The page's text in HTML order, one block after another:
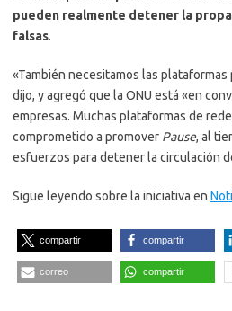
pueden realmente detener la
falsas.
«También necesitamos las
dijo, y agregó que la ONU está «en
empresas. Muchas plataformas de
comprometido a promover Pause, al
esfuerzos para detener la circulación
Sigue leyendo sobre la iniciativa en
compartir compartir
correo compartir